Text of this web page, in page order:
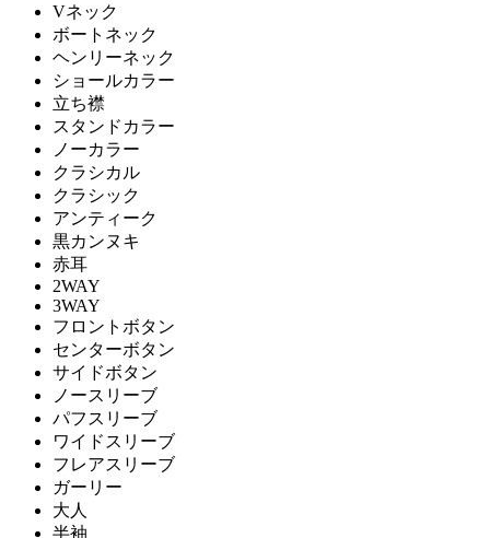
Vネック
ボートネック
ヘンリーネック
ショールカラー
立ち襟
スタンドカラー
ノーカラー
クラシカル
クラシック
アンティーク
黒カンヌキ
赤耳
2WAY
3WAY
フロントボタン
センターボタン
サイドボタン
ノースリーブ
パフスリーブ
ワイドスリーブ
フレアスリーブ
ガーリー
大人
半袖